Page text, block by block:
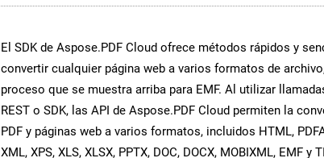
El SDK de Aspose.PDF Cloud ofrece métodos rápidos y
convertir cualquier página web a varios formatos de
proceso que se muestra arriba para EMF. Al utilizar
REST o SDK, las API de Aspose.PDF Cloud permiten la
PDF y páginas web a varios formatos, incluidos HTML,
XML, XPS, XLS, XLSX, PPTX, DOC, DOCX, MOBIXML, EMF y